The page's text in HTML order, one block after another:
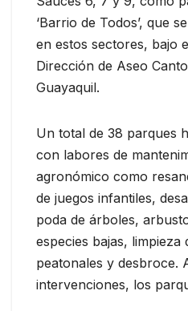
‘Barrio de Todos’, que
en estos sectores, bajo
Dirección de Aseo
Guayaquil.
Un total de 38 parques
con labores de
agronómico como
de juegos infantiles,
poda de árboles,
especies bajas,
peatonales y desbroce.
intervenciones, los